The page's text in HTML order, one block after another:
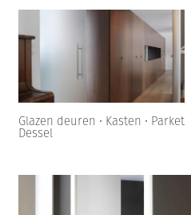
Glazen deuren • Kasten • Parket
Dessel